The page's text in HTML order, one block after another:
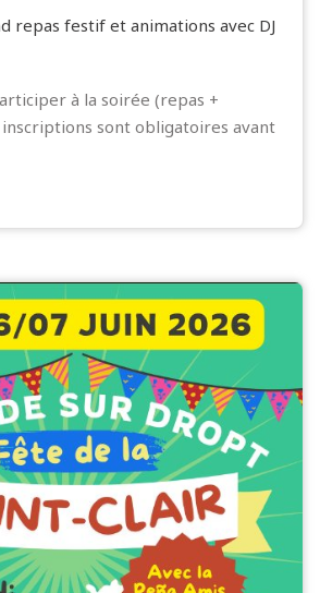
repas festif et animations avec DJ
à la soirée (repas +
sont obligatoires avant